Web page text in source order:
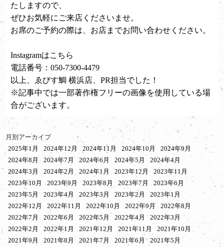
たしますので、
ぜひお気軽にご来店くださいませ。
お席のご予約の際は、お店までお問い合わせください。
Instagramはこちら
電話番号：050-7300-4479
以上、ゑびす鯛 横浜店、PR担当でした！
※記事中では一部著作権フリーの画像を使用している場
合がございます。
月別アーカイブ
2025年1月
2024年12月 2024年11月 2024年10月
2024年9月
2024年8月
2024年7月 2024年6月 2024年5月
2024年4月
2024年3月
2024年2月 2024年1月 2023年12月
2023年11月
2023年10月
2023年9月 2023年8月 2023年7月
2023年6月
2023年5月
2023年4月 2023年3月 2023年2月
2023年1月
2022年12月
2022年11月 2022年10月 2022年9月
2022年8月
2022年7月
2022年6月 2022年5月 2022年4月
2022年3月
2022年2月
2022年1月 2021年12月 2021年11月
2021年10月
2021年9月
2021年8月 2021年7月 2021年6月
2021年5月